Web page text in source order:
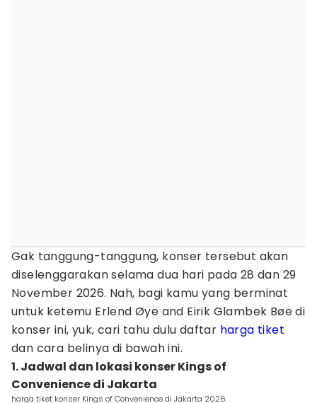
Gak tanggung-tanggung, konser tersebut akan
diselenggarakan selama dua hari pada 28 dan 29
November 2026. Nah, bagi kamu yang berminat
untuk ketemu Erlend Øye and Eirik Glambek Bøe di
konser ini, yuk, cari tahu dulu daftar harga tiket
dan cara belinya di bawah ini.
1. Jadwal dan lokasi konser Kings of
Convenience di Jakarta
harga tiket konser Kings of Convenience di Jakarta 2026